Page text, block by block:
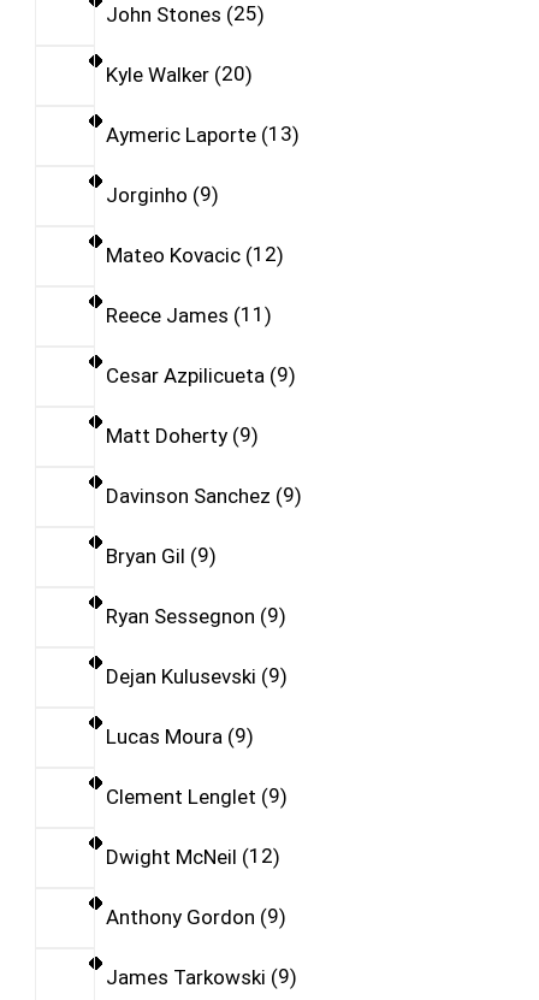
John Stones 25
Kyle Walker 20
Aymeric Laporte 13
Jorginho 9
Mateo Kovacic 12
Reece James 11
Cesar Azpilicueta 9
Matt Doherty 9
Davinson Sanchez 9
Bryan Gil 9
Ryan Sessegnon 9
Dejan Kulusevski 9
Lucas Moura 9
Clement Lenglet 9
Dwight McNeil 12
Anthony Gordon 9
James Tarkowski 9